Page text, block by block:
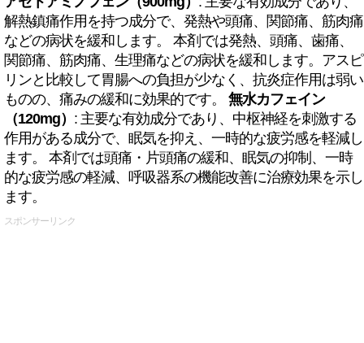
解熱鎮痛作用を持つ成分で、発熱や頭痛、関節痛、筋肉痛
などの病状を緩和します。 本剤では発熱、頭痛、歯痛、
関節痛、筋肉痛、生理痛などの病状を緩和します。アスピ
リンと比較して胃腸への負担が少なく、抗炎症作用は弱い
ものの、痛みの緩和に効果的です。 無水カフェイン
（120mg） : 主要な有効成分であり、中枢神経を刺激する
作用がある成分で、眠気を抑え、一時的な疲労感を軽減し
ます。 本剤では頭痛・片頭痛の緩和、眠気の抑制、一時
的な疲労感の軽減、呼吸器系の機能改善に治療効果を示し
ます。
スポンサーリンク